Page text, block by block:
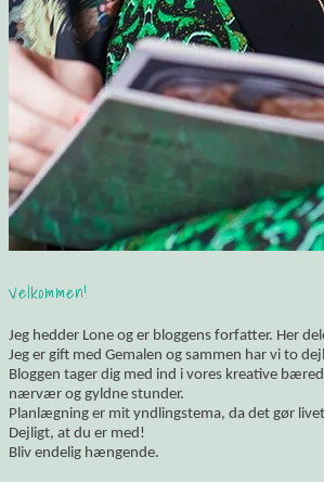
Velkommen!
Jeg hedder Lone og er bloggens forfatter. Her
Jeg er gift med Gemalen og sammen har vi to
Bloggen tager dig med ind i vores kreative
nærvær og gyldne stunder.
Planlægning er mit yndlingstema, da det gør
Dejligt, at du er med!
Bliv endelig hængende.